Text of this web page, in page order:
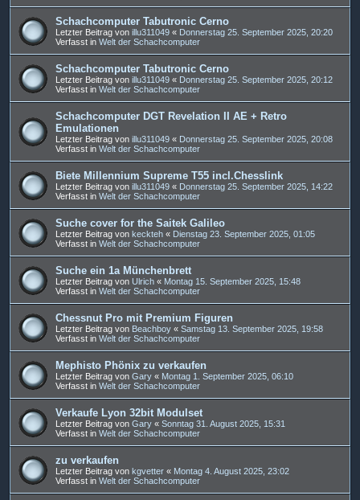
Schachcomputer Tabutronic Cerno
Letzter Beitrag von illu311049 « Donnerstag 25. September 2025, 20:20
Verfasst in Welt der Schachcomputer
Schachcomputer Tabutronic Cerno
Letzter Beitrag von illu311049 « Donnerstag 25. September 2025, 20:12
Verfasst in Welt der Schachcomputer
Schachcomputer DGT Revelation II AE + Retro
Emulationen
Letzter Beitrag von illu311049 « Donnerstag 25. September 2025, 20:08
Verfasst in Welt der Schachcomputer
Biete Millennium Supreme T55 incl.Chesslink
Letzter Beitrag von illu311049 « Donnerstag 25. September 2025, 14:22
Verfasst in Welt der Schachcomputer
Suche cover for the Saitek Galileo
Letzter Beitrag von keckteh « Dienstag 23. September 2025, 01:05
Verfasst in Welt der Schachcomputer
Suche ein 1a Münchenbrett
Letzter Beitrag von Ulrich « Montag 15. September 2025, 15:48
Verfasst in Welt der Schachcomputer
Chessnut Pro mit Premium Figuren
Letzter Beitrag von Beachboy « Samstag 13. September 2025, 19:58
Verfasst in Welt der Schachcomputer
Mephisto Phönix zu verkaufen
Letzter Beitrag von Gary « Montag 1. September 2025, 06:10
Verfasst in Welt der Schachcomputer
Verkaufe Lyon 32bit Modulset
Letzter Beitrag von Gary « Sonntag 31. August 2025, 15:31
Verfasst in Welt der Schachcomputer
zu verkaufen
Letzter Beitrag von kgvetter « Montag 4. August 2025, 23:02
Verfasst in Welt der Schachcomputer